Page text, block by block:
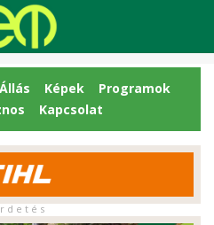
Állás Képek
Programok
Kapcsolat
d e t é s